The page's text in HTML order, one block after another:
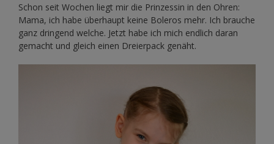
Schon seit Wochen liegt mir die Prinzessin in den Ohren:
Mama, ich habe überhaupt keine Boleros mehr. Ich brauche
ganz dringend welche. Jetzt habe ich mich endlich daran
gemacht und gleich einen Dreierpack genäht.